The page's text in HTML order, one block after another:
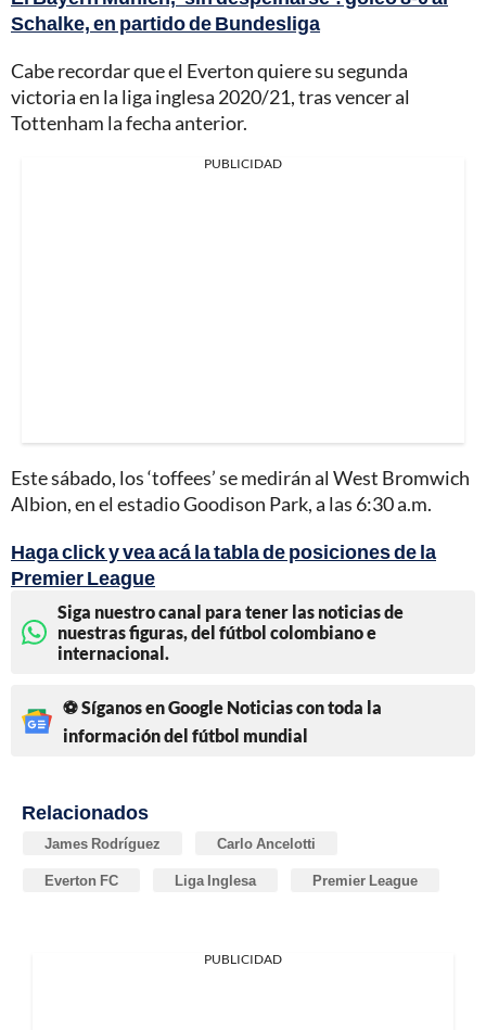
Schalke, en partido de Bundesliga
Cabe recordar que el Everton quiere su segunda
victoria en la liga inglesa 2020/21, tras vencer al
Tottenham la fecha anterior.
PUBLICIDAD
Este sábado, los ‘toffees’ se medirán al West Bromwich
Albion, en el estadio Goodison Park, a las 6:30 a.m.
Haga click y vea acá la tabla de posiciones de la
Premier League
Siga nuestro canal para tener las noticias de
nuestras figuras, del fútbol colombiano e
internacional.
⚽ Síganos en Google Noticias con toda la
información del fútbol mundial
Relacionados
James Rodríguez Carlo Ancelotti
Everton FC Liga Inglesa Premier League
PUBLICIDAD